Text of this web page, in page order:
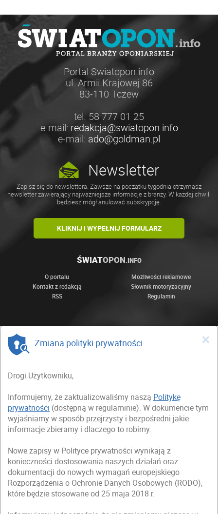
Portal Swiatopon.info
ul. Armii Krajowej 86
83-110 Tczew
tel. 58 777 01 25
e-mail: redakcja@swiatopon.info
e-mail: ado@goldman.pl
Newsletter
Zapisz się do newslettera. Zawsze na początku tygodnia otrzymasz
newsletter zawierający najważniejsze informacje z branży. W każdej chwili
będziesz mógł anulować subskrypcję.
KLIKNIJ I WYPEŁNIJ FORMULARZ
ŚWIATOPON.INFO
O portalu
Możliwości reklamowe
Kontakt z redakcją
Słownik motoryzacyjny
RSS
Regulamin
×
Zmiana polityki prywatności
Drogi Użytkowniku,
Informujemy, że zaktualizowaliśmy naszą Politykę
prywatności (dostępną w regulaminie). W dokumencie tym
wyjaśniamy w sposób przejrzysty i bezpośredni jakie
informacje zbieramy i dlaczego to robimy.
Nowe zapisy w Polityce prywatności wynikają z
konieczności dostosowania naszych działań oraz
dokumentacji do nowych wymagań europejskiego
Rozporządzenia o Ochronie Danych Osobowych (RODO),
które będzie stosowane od 25 maja 2018 r.